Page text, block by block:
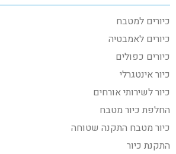
כיורים למטבח
כיורים לאמבטיה
כיורים כפולים
כיור אינטגרלי
כיור לשירותי אורחים
החלפת כיור מטבח
כיור מטבח התקנה שטוחה
התקנת כיור